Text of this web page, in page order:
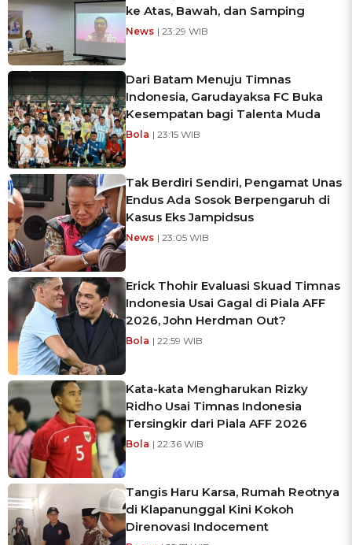
ke Atas, Bawah, dan Samping
News | 23:29 WIB
Dari Batam Menuju Timnas
Indonesia, Garudayaksa FC Buka
Kesempatan bagi Talenta Muda
Bola | 23:15 WIB
Tak Berdiri Sendiri, Pengamat Unas
Endus Ada Sosok Berpengaruh di
Kasus Eks Jampidsus
News | 23:05 WIB
Erick Thohir Evaluasi Skuad Timnas
Indonesia Usai Gagal di Piala AFF
2026, John Herdman Out?
Bola | 22:59 WIB
Kata-kata Mengharukan Rizky
Ridho Usai Timnas Indonesia
Tersingkir dari Piala AFF 2026
Bola | 22:36 WIB
Tangis Haru Karsa, Rumah Reotnya
di Klapanunggal Kini Kokoh
Direnovasi Indocement